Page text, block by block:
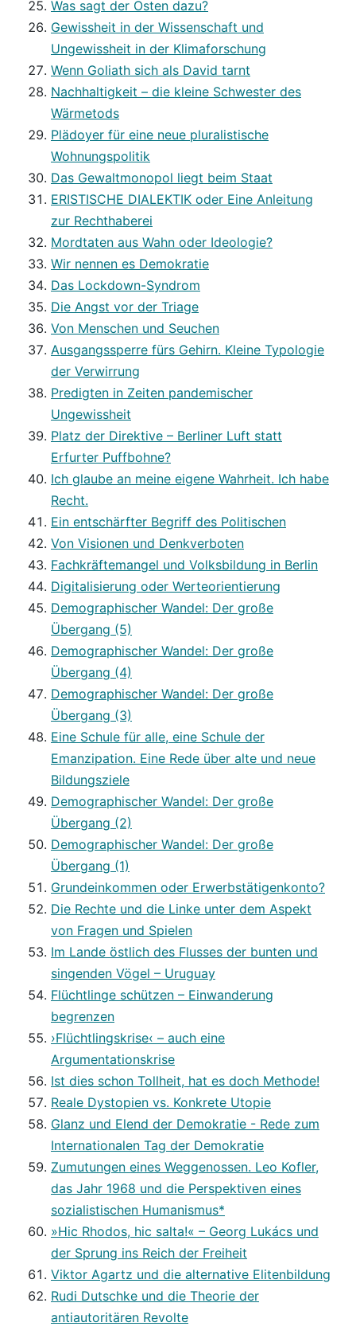
Was sagt der Osten dazu?
Gewissheit in der Wissenschaft und
Ungewissheit in der Klimaforschung
Wenn Goliath sich als David tarnt
Nachhaltigkeit – die kleine Schwester des
Wärmetods
Plädoyer für eine neue pluralistische
Wohnungspolitik
Das Gewaltmonopol liegt beim Staat
ERISTISCHE DIALEKTIK oder Eine Anleitung
zur Rechthaberei
Mordtaten aus Wahn oder Ideologie?
Wir nennen es Demokratie
Das Lockdown-Syndrom
Die Angst vor der Triage
Von Menschen und Seuchen
Ausgangssperre fürs Gehirn. Kleine Typologie
der Verwirrung
Predigten in Zeiten pandemischer
Ungewissheit
Platz der Direktive – Berliner Luft statt
Erfurter Puffbohne?
Ich glaube an meine eigene Wahrheit. Ich habe
Recht.
Ein entschärfter Begriff des Politischen
Von Visionen und Denkverboten
Fachkräftemangel und Volksbildung in Berlin
Digitalisierung oder Werteorientierung
Demographischer Wandel: Der große
Übergang (5)
Demographischer Wandel: Der große
Übergang (4)
Demographischer Wandel: Der große
Übergang (3)
Eine Schule für alle, eine Schule der
Emanzipation. Eine Rede über alte und neue
Bildungsziele
Demographischer Wandel: Der große
Übergang (2)
Demographischer Wandel: Der große
Übergang (1)
Grundeinkommen oder Erwerbstätigenkonto?
Die Rechte und die Linke unter dem Aspekt
von Fragen und Spielen
Im Lande östlich des Flusses der bunten und
singenden Vögel – Uruguay
Flüchtlinge schützen – Einwanderung
begrenzen
›Flüchtlingskrise‹ – auch eine
Argumentationskrise
Ist dies schon Tollheit, hat es doch Methode!
Reale Dystopien vs. Konkrete Utopie
Glanz und Elend der Demokratie - Rede zum
Internationalen Tag der Demokratie
Zumutungen eines Weggenossen. Leo Kofler,
das Jahr 1968 und die Perspektiven eines
sozialistischen Humanismus*
»Hic Rhodos, hic salta!« – Georg Lukács und
der Sprung ins Reich der Freiheit
Viktor Agartz und die alternative Elitenbildung
Rudi Dutschke und die Theorie der
antiautoritären Revolte